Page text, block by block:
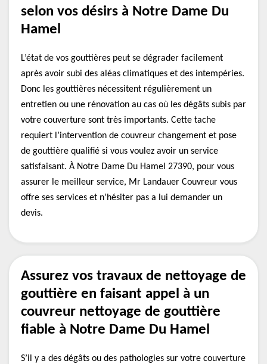
selon vos désirs à Notre Dame Du
Hamel
L’état de vos gouttières peut se dégrader facilement
après avoir subi des aléas climatiques et des intempéries.
Donc les gouttières nécessitent régulièrement un
entretien ou une rénovation au cas où les dégâts subis par
votre couverture sont très importants. Cette tache
requiert l’intervention de couvreur changement et pose
de gouttière qualifié si vous voulez avoir un service
satisfaisant. À Notre Dame Du Hamel 27390, pour vous
assurer le meilleur service, Mr Landauer Couvreur vous
offre ses services et n’hésiter pas a lui demander un
devis.
Assurez vos travaux de nettoyage de
gouttière en faisant appel à un
couvreur nettoyage de gouttière
fiable à Notre Dame Du Hamel
S’il y a des dégâts ou des pathologies sur votre couverture